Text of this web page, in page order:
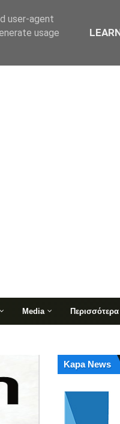
Media Περισσότερα
Kapa News
user-agent
usage